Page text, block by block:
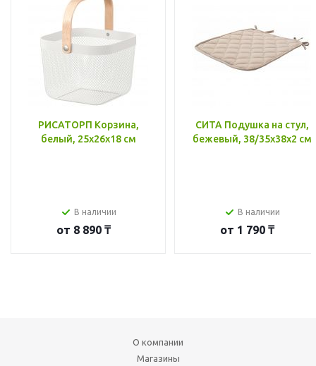
РИСАТОРП Корзина,
белый, 25x26x18 см
В наличии
от 8 890 ₸
СИТА Подушка на стул,
бежевый, 38/35x38x2 см
В наличии
от 1 790 ₸
О компании
Магазины